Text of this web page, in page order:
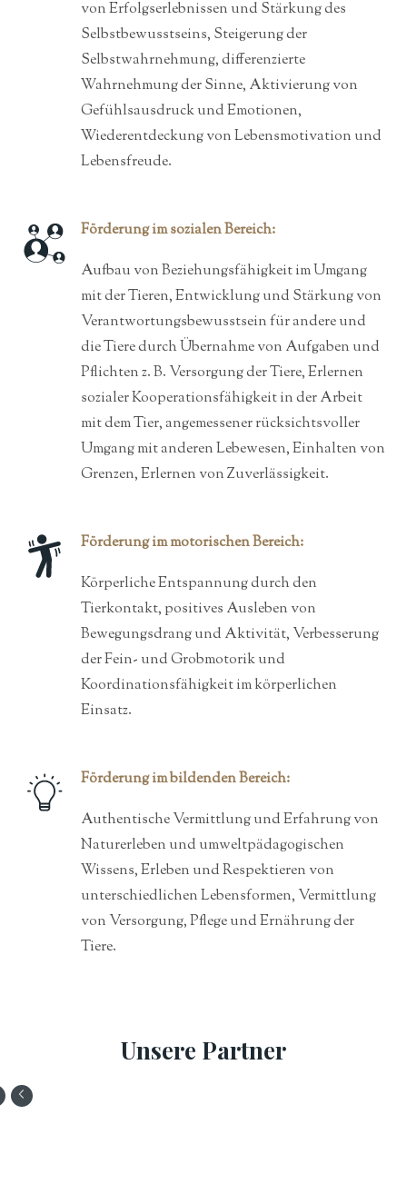
von Erfolgserlebnissen und Stärkung des
Selbstbewusstseins, Steigerung der
Selbstwahrnehmung, differenzierte
Wahrnehmung der Sinne, Aktivierung von
Gefühlsausdruck und Emotionen,
Wiederentdeckung von Lebensmotivation und
Lebensfreude.
Förderung im sozialen Bereich:
Aufbau von Beziehungsfähigkeit im Umgang
mit der Tieren, Entwicklung und Stärkung von
Verantwortungsbewusstsein für andere und
die Tiere durch Übernahme von Aufgaben und
Pflichten z. B. Versorgung der Tiere, Erlernen
sozialer Kooperationsfähigkeit in der Arbeit
mit dem Tier, angemessener rücksichtsvoller
Umgang mit anderen Lebewesen, Einhalten von
Grenzen, Erlernen von Zuverlässigkeit.
Förderung im motorischen Bereich:
Körperliche Entspannung durch den
Tierkontakt, positives Ausleben von
Bewegungsdrang und Aktivität, Verbesserung
der Fein- und Grobmotorik und
Koordinationsfähigkeit im körperlichen
Einsatz.
Förderung im bildenden Bereich:
Authentische Vermittlung und Erfahrung von
Naturerleben und umweltpädagogischen
Wissens, Erleben und Respektieren von
unterschiedlichen Lebensformen, Vermittlung
von Versorgung, Pflege und Ernährung der
Tiere.
Unsere Partner